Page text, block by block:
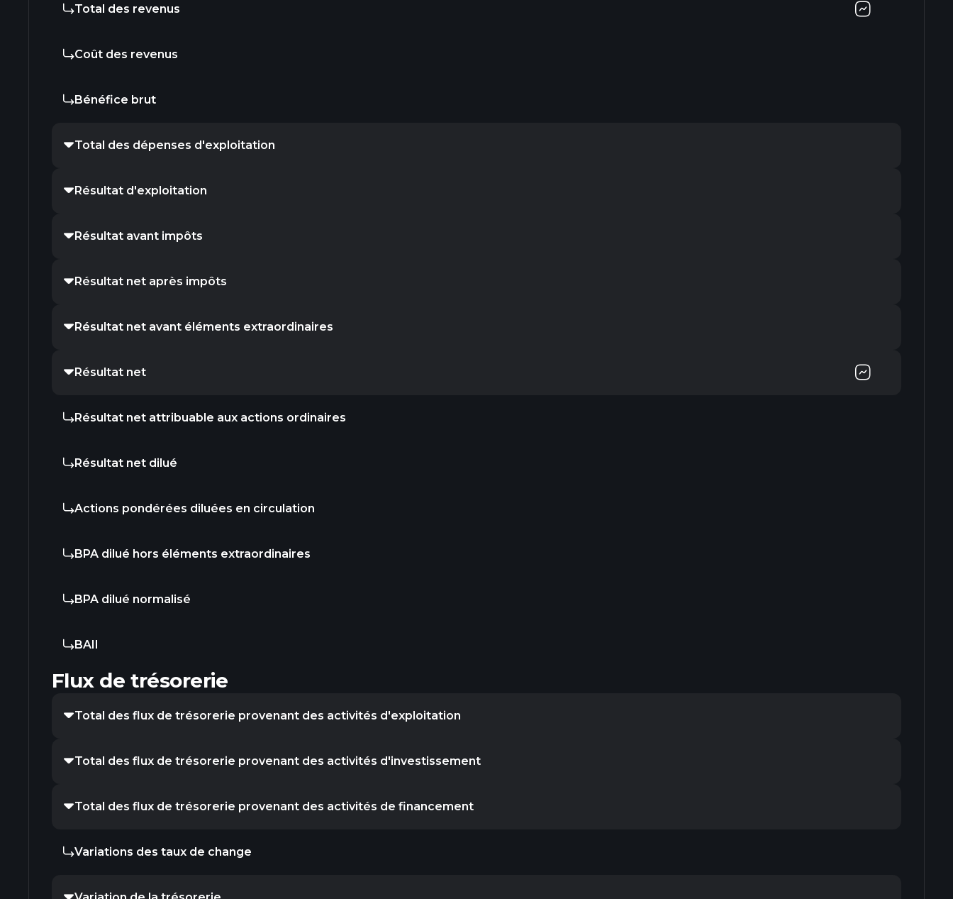
Total des revenus
Coût des revenus
Bénéfice brut
Total des dépenses d'exploitation
Résultat d'exploitation
Résultat avant impôts
Résultat net après impôts
Résultat net avant éléments extraordinaires
Résultat net
Résultat net attribuable aux actions ordinaires
Résultat net dilué
Actions pondérées diluées en circulation
BPA dilué hors éléments extraordinaires
BPA dilué normalisé
BAII
Flux de trésorerie
Total des flux de trésorerie provenant des activités d'exploitation
Total des flux de trésorerie provenant des activités d'investissement
Total des flux de trésorerie provenant des activités de financement
Variations des taux de change